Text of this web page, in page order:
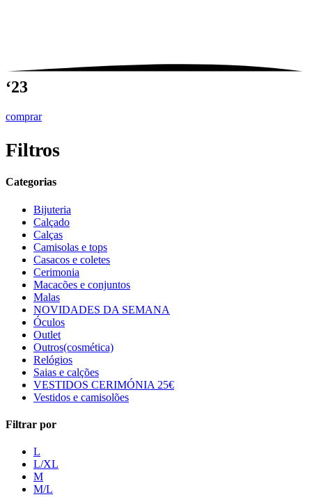
‘23
comprar
Filtros
Categorias
Bijuteria
Calçado
Calças
Camisolas e tops
Casacos e coletes
Cerimonia
Macacões e conjuntos
Malas
NOVIDADES DA SEMANA
Óculos
Outlet
Outros(cosmética)
Relógios
Saias e calções
VESTIDOS CERIMÓNIA 25€
Vestidos e camisolões
Filtrar por
L
L/XL
M
M/L